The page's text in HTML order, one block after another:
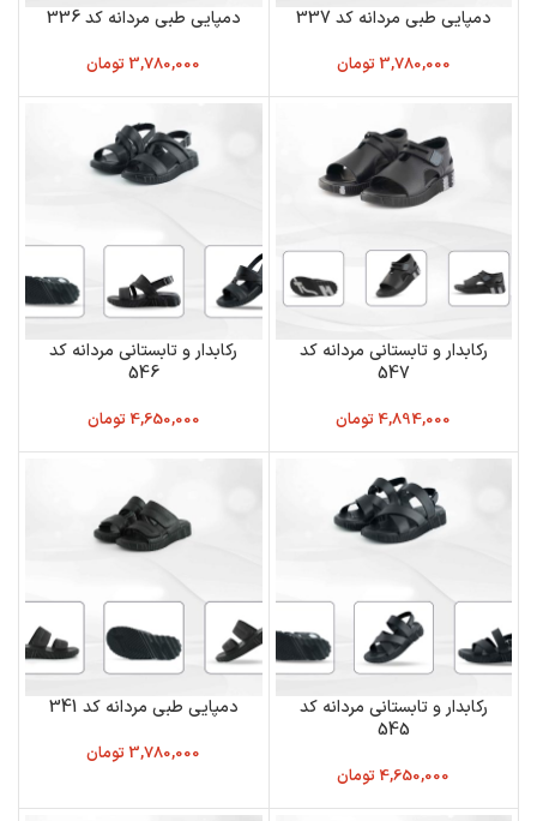
دمپایی طبی مردانه کد 337
3,780,000 تومان
دمپایی طبی مردانه کد 336
3,780,000 تومان
رکابدار و تابستانی مردانه کد
547
4,894,000 تومان
رکابدار و تابستانی مردانه کد
546
4,650,000 تومان
رکابدار و تابستانی مردانه کد
545
4,650,000 تومان
دمپایی طبی مردانه کد 341
3,780,000 تومان